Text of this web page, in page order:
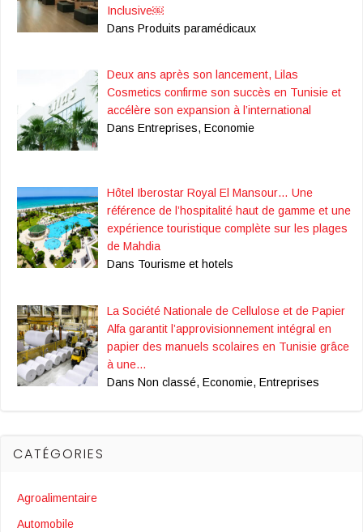
Inclusive￼
Dans Produits paramédicaux
Deux ans après son lancement, Lilas
Cosmetics confirme son succès en Tunisie et
accélère son expansion à l’international
Dans Entreprises, Economie
Hôtel Iberostar Royal El Mansour… Une
référence de l’hospitalité haut de gamme et une
expérience touristique complète sur les plages
de Mahdia
Dans Tourisme et hotels
La Société Nationale de Cellulose et de Papier
Alfa garantit l’approvisionnement intégral en
papier des manuels scolaires en Tunisie grâce
à une…
Dans Non classé, Economie, Entreprises
CATÉGORIES
Agroalimentaire
Automobile